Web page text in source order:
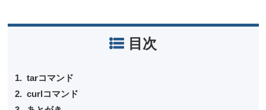
目次
tarコマンド
curlコマンド